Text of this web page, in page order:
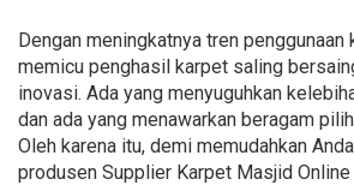
Dengan meningkatnya tren
memicu penghasil karpet saling
inovasi. Ada yang menyuguhkan
dan ada yang menawarkan beragam
Oleh karena itu, demi memudahkan
produsen Supplier Karpet Masjid Online